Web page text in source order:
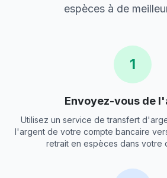
espèces à de
1
Envoyez-vous de
Utilisez un service de transfert
l'argent de votre compte bancaire
retrait en espèces dans votre